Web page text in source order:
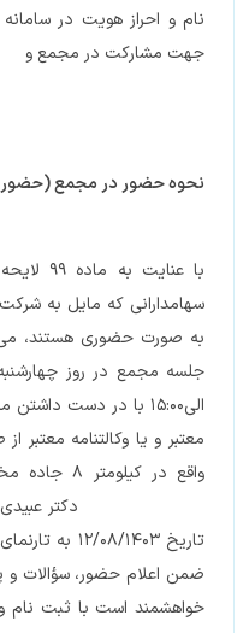
نام و احراز هویت در
جهت مشارکت در مجمع و
نحوه حضور در مجمع (حضوری
با
سهامدارانی که مایل به
به صورت حضوری هستند، می
الی15:00 با در دست
معتبر و یا وکالتنامه
واقع در
تاریخ 12/08/1403 به تارنمای
ضمن اعلام حضور، سؤالات و
خواهشمند است با ثبت نام